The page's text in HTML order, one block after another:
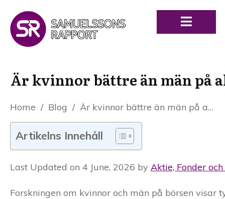
Är kvinnor bättre än män på
Home / Blog / Är kvinnor bättre än män på aktier? En djupgående analys
Artikelns Innehåll
Last Updated on 4 June, 2026 by Aktie, Fonder
Forskningen om kvinnor och män på börsen